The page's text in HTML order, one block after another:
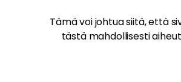
Tämä voi johtua siitä, että
tästä mahdollisesti